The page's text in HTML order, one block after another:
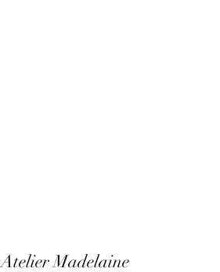
Atelier Madelaine